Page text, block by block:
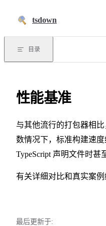
tsdown
目录
性能基准
与其他流行的打包器相比
数情况下，标准构建速度
TypeScript 声明文件时甚
有关详细对比和真实案例
最后更新于: